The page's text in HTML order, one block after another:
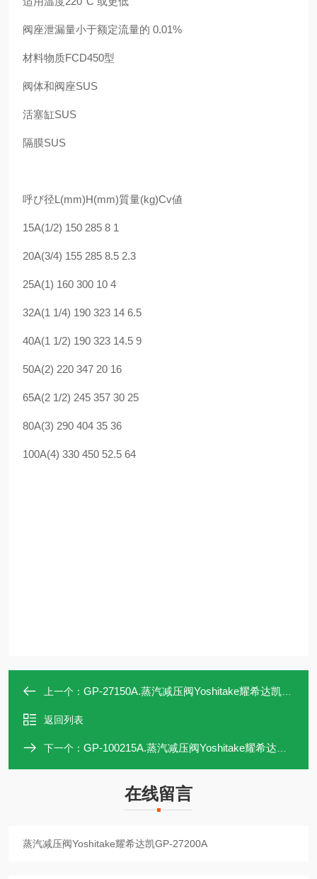
阀座泄漏量小于额定流量的 0.01%
材料物质FCD450型
阀体和阀座SUS
活塞缸SUS
隔膜SUS
呼び径L(mm)H(mm)質量(kg)Cv値
15A(1/2) 150 285 8 1
20A(3/4) 155 285 8.5 2.3
25A(1) 160 300 10 4
32A(1 1/4) 190 323 14 6.5
40A(1 1/2) 190 323 14.5 9
50A(2) 220 347 20 16
65A(2 1/2) 245 357 30 25
80A(3) 290 404 35 36
100A(4) 330 450 52.5 64
上一个： GP-27150A.蒸汽减压阀Yoshitake耀希达凯GP-27150A
返回列表
下一个： GP-100215A.蒸汽减压阀Yoshitake耀希达凯GP-100215A
在线留言